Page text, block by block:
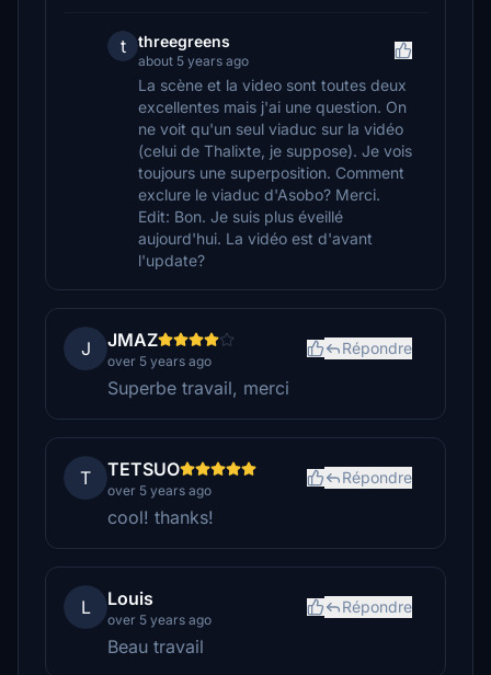
t threegreens
about 5 years ago
La scène et la video sont toutes deux
excellentes mais j'ai une question. On
ne voit qu'un seul viaduc sur la vidéo
(celui de Thalixte, je suppose). Je vois
toujours une superposition. Comment
exclure le viaduc d'Asobo? Merci.
Edit: Bon. Je suis plus éveillé
aujourd'hui. La vidéo est d'avant
l'update?
J JMAZ
over 5 years ago
Répondre
Superbe travail, merci
T TETSUO
over 5 years ago
Répondre
cool! thanks!
L Louis
over 5 years ago
Répondre
Beau travail